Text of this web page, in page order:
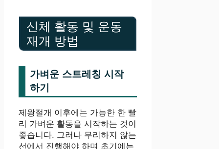
신체 활동 및 운동
재개 방법
가벼운 스트레칭 시작
하기
제왕절개 이후에는 가능한 한 빨
리 가벼운 활동을 시작하는 것이
좋습니다. 그러나 무리하지 않는
선에서 진행해야 하며 초기에는